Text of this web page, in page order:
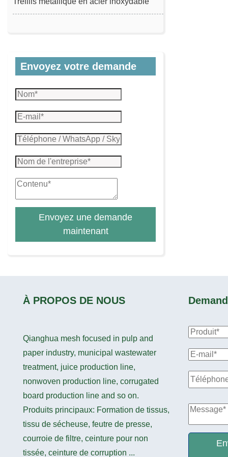
Envoyez votre demande
Envoyez une demande
maintenant
À PROPOS DE NOUS
Qianghua mesh focused in pulp and
paper industry, municipal wastewater
treatment, juice production line,
nonwoven production line, corrugated
board production line and so on.
Produits principaux: Formation de tissus,
tissu de sécheuse, feutre de presse,
courroie de filtre, ceinture pour non
tissée, ceinture de corruption ...